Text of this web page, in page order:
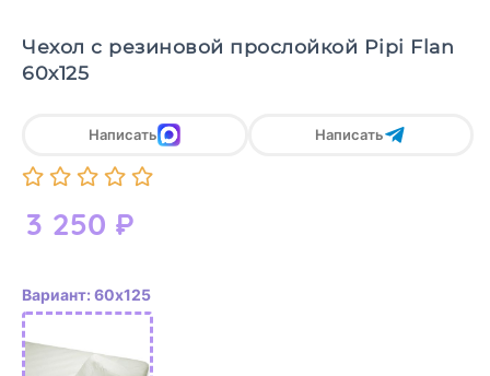
Чехол с резиновой прослойкой Pipi Flan
60х125
3 250 ₽
Написать Написать
Вариант: 60х125